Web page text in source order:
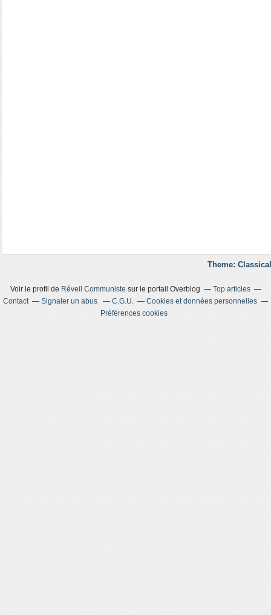
Theme:
Voir le profil de Réveil Communiste sur le portail Overblog
Top articles
Contact
Signaler un abus C.G.U.
Cookies et données personnelles
Préférences cookies